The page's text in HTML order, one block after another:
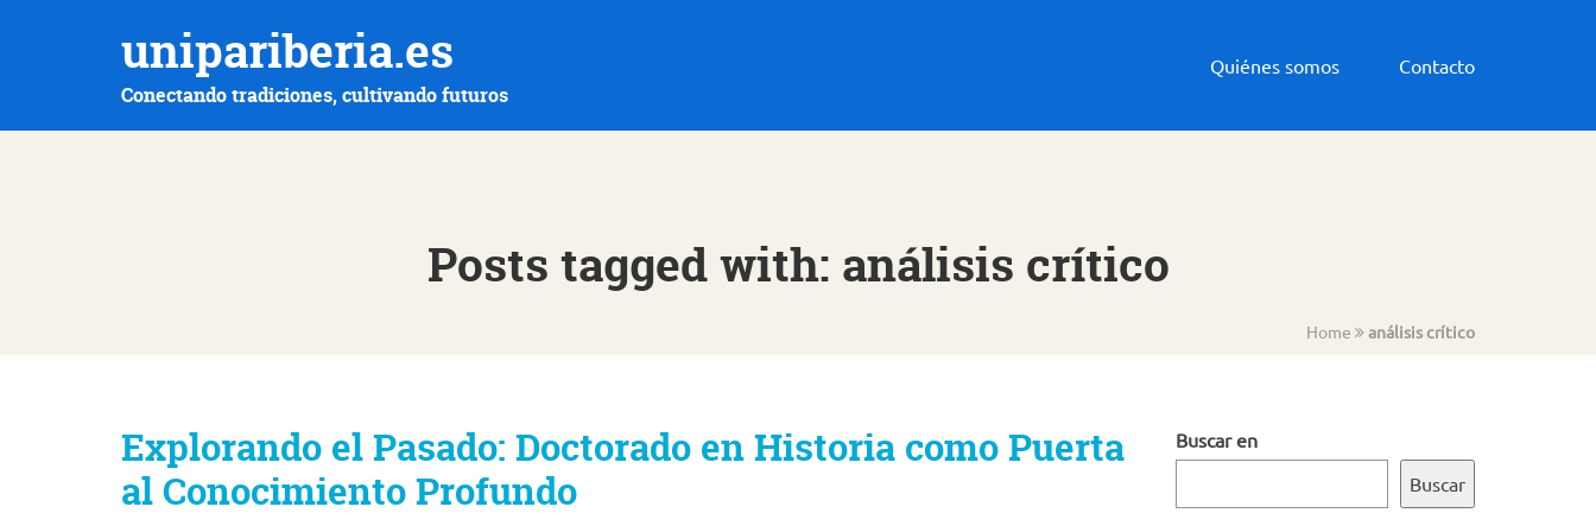
unipariberia.es
Conectando tradiciones, cultivando futuros
Quiénes somos Contacto
Posts tagged with: análisis crítico
Home análisis crítico
Explorando el Pasado: Doctorado en Historia como Puerta
al Conocimiento Profundo
Buscar en
Buscar